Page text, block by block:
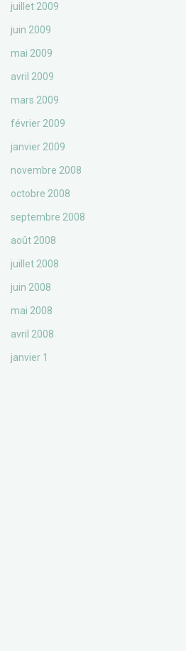
juillet 2009
juin 2009
mai 2009
avril 2009
mars 2009
février 2009
janvier 2009
novembre 2008
octobre 2008
septembre 2008
août 2008
juillet 2008
juin 2008
mai 2008
avril 2008
janvier 1